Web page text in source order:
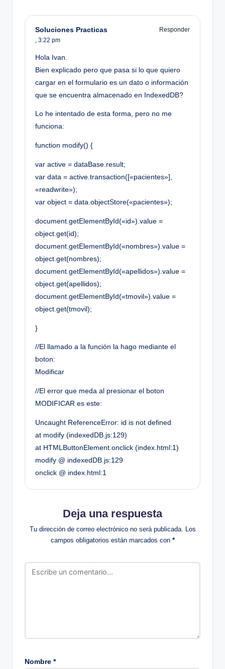
Soluciones Practicas
Responder
3:22 pm
Hola Ivan.
Bien explicado pero que pasa si lo que quiero
cargar en el formulario es un dato o información
que se encuentra almacenado en IndexedDB?
Lo he intentado de esta forma, pero no me
funciona:
function modify() {
var active = dataBase.result;
var data = active.transaction([«pacientes»],
«readwrite»);
var object = data.objectStore(«pacientes»);
document.getElementById(«id»).value =
object.get(id);
document.getElementById(«nombres»).value =
object.get(nombres);
document.getElementById(«apellidos»).value =
object.get(apellidos);
document.getElementById(«tmovil»).value =
object.get(tmovil);
}
//El llamado a la función la hago mediante el
boton:
Modificar
//El error que meda al presionar el boton
MODIFICAR es este:
Uncaught ReferenceError: id is not defined
at modify (indexedDB.js:129)
at HTMLButtonElement.onclick (index.html:1)
modify @ indexedDB.js:129
onclick @ index.html:1
Deja una respuesta
Tu dirección de correo electrónico no será publicada.
Los
campos obligatorios están marcados con *
Nombre *